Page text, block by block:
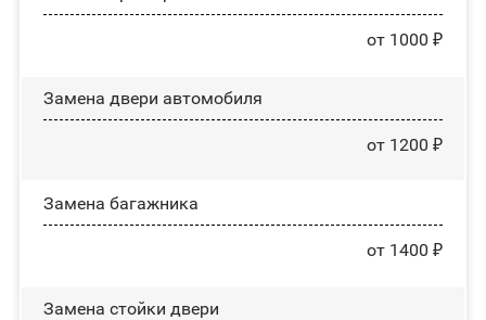
от 1000 ₽
Замена двери автомобиля
от 1200 ₽
Замена багажника
от 1400 ₽
Зaмeнa cтoйĸи двepи